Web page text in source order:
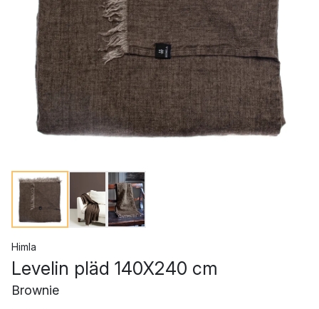
Himla
Levelin pläd 140X240 cm
Brownie